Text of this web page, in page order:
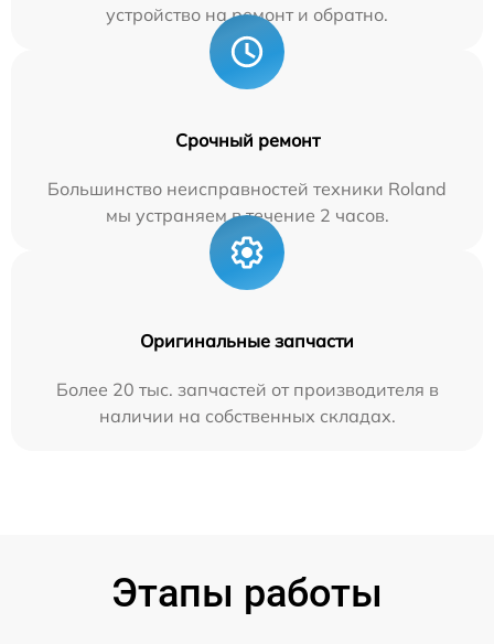
устройство на ремонт и обратно.
Срочный ремонт
Большинство неисправностей техники Roland
мы устраняем в течение 2 часов.
Оригинальные запчасти
Более 20 тыс. запчастей от производителя в
наличии на собственных складах.
Этапы работы